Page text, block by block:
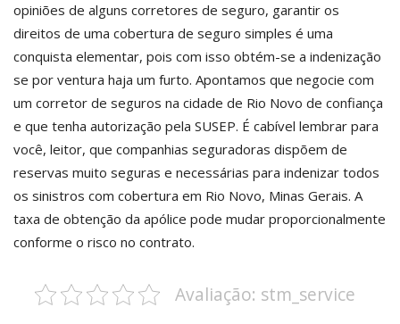
opiniões de alguns corretores de seguro, garantir os
direitos de uma cobertura de seguro simples é uma
conquista elementar, pois com isso obtém-se a indenização
se por ventura haja um furto. Apontamos que negocie com
um corretor de seguros na cidade de Rio Novo de confiança
e que tenha autorização pela SUSEP. É cabível lembrar para
você, leitor, que companhias seguradoras dispõem de
reservas muito seguras e necessárias para indenizar todos
os sinistros com cobertura em Rio Novo, Minas Gerais. A
taxa de obtenção da apólice pode mudar proporcionalmente
conforme o risco no contrato.
Avaliação: stm_service